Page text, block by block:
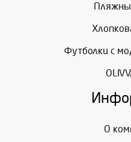
Футболки с
О